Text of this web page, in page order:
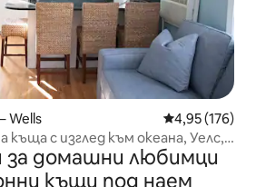
Wells Средна
4,95 (176)
с изглед към океана, Уелс,
домашни любимци
къщи под наем